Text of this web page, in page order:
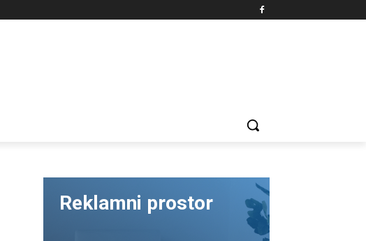
Reklamni prostor